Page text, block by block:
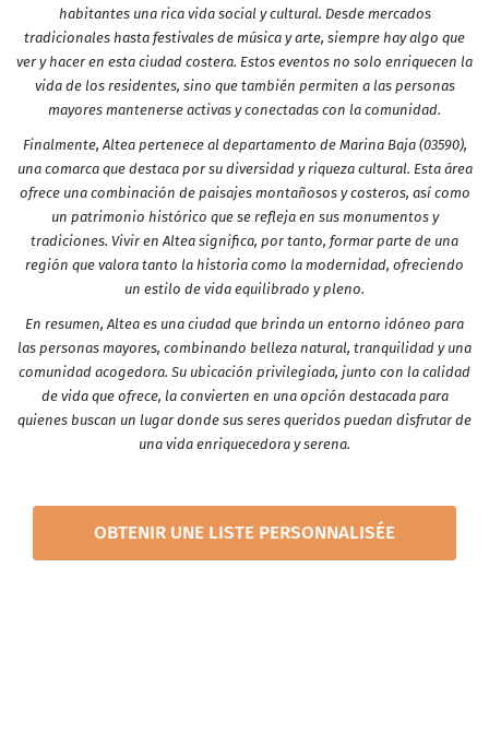
habitantes una rica vida social y cultural. Desde mercados
tradicionales hasta festivales de música y arte, siempre hay algo que
ver y hacer en esta ciudad costera. Estos eventos no solo enriquecen la
vida de los residentes, sino que también permiten a las personas
mayores mantenerse activas y conectadas con la comunidad.
Finalmente, Altea pertenece al departamento de Marina Baja (03590),
una comarca que destaca por su diversidad y riqueza cultural. Esta área
ofrece una combinación de paisajes montañosos y costeros, así como
un patrimonio histórico que se refleja en sus monumentos y
tradiciones. Vivir en Altea significa, por tanto, formar parte de una
región que valora tanto la historia como la modernidad, ofreciendo
un estilo de vida equilibrado y pleno.
En resumen, Altea es una ciudad que brinda un entorno idóneo para
las personas mayores, combinando belleza natural, tranquilidad y una
comunidad acogedora. Su ubicación privilegiada, junto con la calidad
de vida que ofrece, la convierten en una opción destacada para
quienes buscan un lugar donde sus seres queridos puedan disfrutar de
una vida enriquecedora y serena.
OBTENIR UNE LISTE PERSONNALISÉE